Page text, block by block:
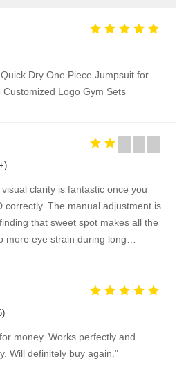
Dry One Piece Jumpsuit for
Customized Logo Gym Sets
clarity is fantastic once you
correctly. The manual adjustment is
that sweet spot makes all the
more eye strain during long
you dial in the IPD correctly. The
is smooth, and finding that
all the difference. No more eye
sessions. Highly recommend
to set it up properly!""The Pico 4's
money. Works perfectly and
Will definitely buy again."